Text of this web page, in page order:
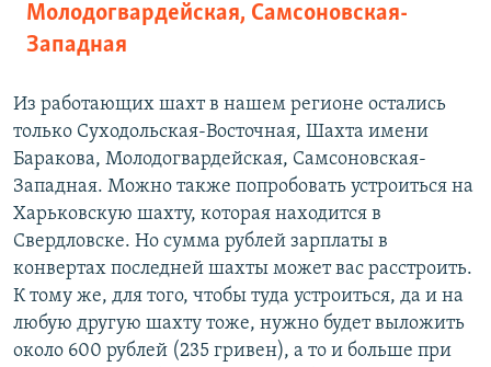
Молодогвардейская, Самсоновская-
Западная
Из работающих шахт в нашем регионе остались
только Суходольская-Восточная, Шахта имени
Баракова, Молодогвардейская, Самсоновская-
Западная. Можно также попробовать устроиться на
Харьковскую шахту, которая находится в
Свердловске. Но сумма рублей зарплаты в
конвертах последней шахты может вас расстроить.
К тому же, для того, чтобы туда устроиться, да и на
любую другую шахту тоже, нужно будет выложить
около 600 рублей (235 гривен), а то и больше при